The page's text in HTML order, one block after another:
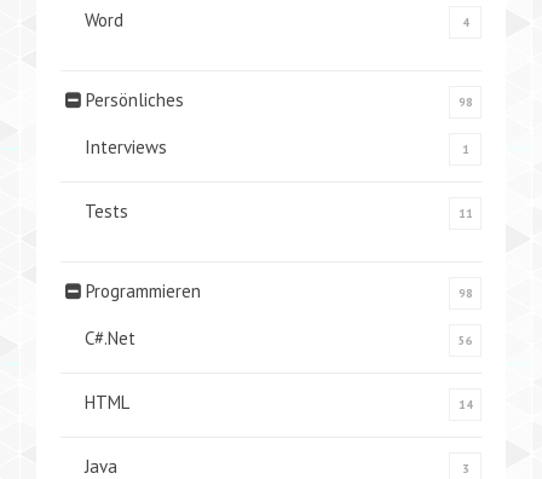
Word 4
Persönliches 98
Interviews 1
Tests 11
Programmieren 98
C#.Net 56
HTML 14
Java 3